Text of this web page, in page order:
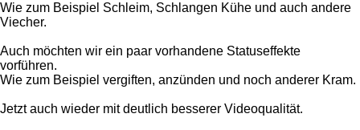
Wie zum Beispiel Schleim, Schlangen Kühe und auch andere
Viecher.
Auch möchten wir ein paar vorhandene Statuseffekte
vorführen.
Wie zum Beispiel vergiften, anzünden und noch anderer Kram.
Jetzt auch wieder mit deutlich besserer Videoqualität.